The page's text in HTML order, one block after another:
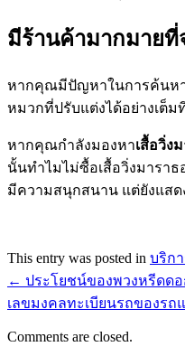
มีร้านค้ามากมายที่
หากคุณมีปัญหาในการค้นหา
หมวกที่ปรับแต่งได้อย่างเต็
หากคุณกำลังมองหาเสื้อวิ่ง
นั้นทำไมไม่ซื้อเสื้อวิ่งมารา
มีความสนุกสนาน แต่ยังแส
This entry was posted in บริก
← ประโยชน์ของพวงหรีดด
เลขมงคลทะเบียนรถของรถ
Comments are closed.